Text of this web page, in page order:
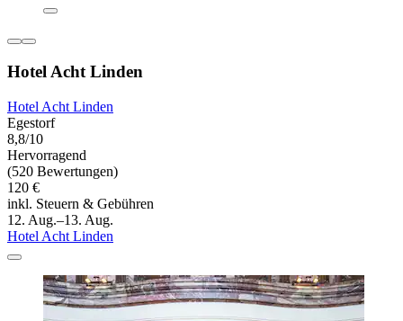
Hotel Acht Linden
Hotel Acht Linden
Egestorf
8,8/10
Hervorragend
(520 Bewertungen)
120 €
inkl. Steuern & Gebühren
12. Aug.–13. Aug.
Hotel Acht Linden